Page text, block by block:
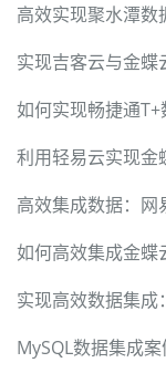
高效实现聚水潭数
实现吉客云与金
如何实现畅捷通
利用轻易云实现金
高效集成数据：
如何高效集成金蝶
MySQL数据集成